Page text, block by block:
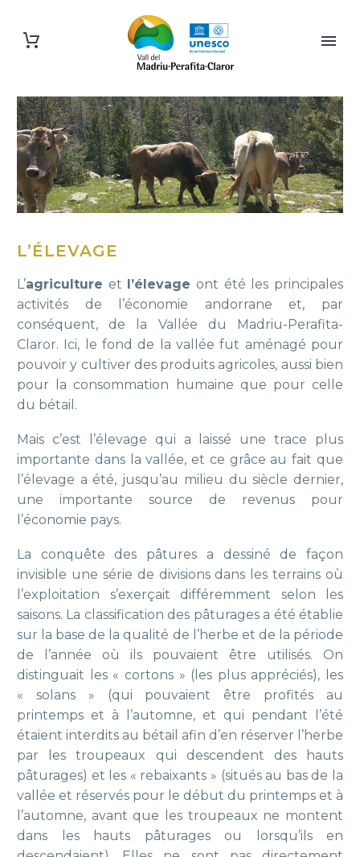
L’ÉLEVAGE
L’agriculture et l’élevage ont été les principales
activités de l’économie andorrane et, par
conséquent, de la Vallée du Madriu-Perafita-
Claror. Ici, le fond de la vallée fut aménagé pour
pouvoir y cultiver des produits agricoles, aussi bien
pour la consommation humaine que pour celle
du bétail.
Mais c’est l’élevage qui a laissé une trace plus
importante dans la vallée, et ce grâce au fait que
l’élevage a été, jusqu’au milieu du siècle dernier,
une importante source de revenus pour
l’économie pays.
La conquête des pâtures a dessiné de façon
invisible une série de divisions dans les terrains où
l’exploitation s’exerçait différemment selon les
saisons. La classification des pâturages a été établie
sur la base de la qualité de l’herbe et de la période
de l’année où ils pouvaient être utilisés. On
distinguait les « cortons » (les plus appréciés), les
« solans » (qui pouvaient être profités au
printemps et à l’automne, et qui pendant l’été
étaient interdits au bétail afin d’en réserver l’herbe
par les troupeaux qui descendent des hauts
pâturages) et les « rebaixants » (situés au bas de la
vallée et réservés pour le début du printemps et à
l’automne, avant que les troupeaux ne montent
dans les hauts pâturages ou lorsqu’ils en